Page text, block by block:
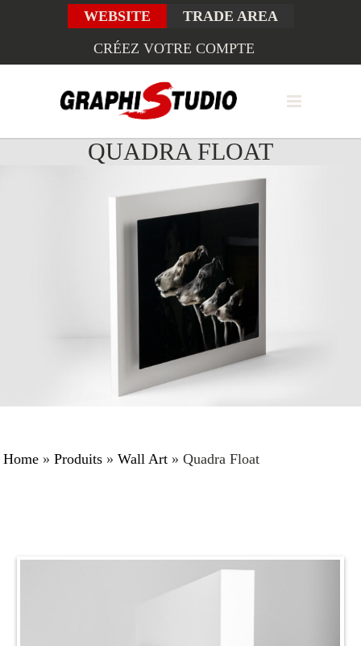
WEBSITE
TRADE AREA
CRÉEZ VOTRE COMPTE
QUADRA FLOAT
Home »Produits »Wall Art »Quadra Float